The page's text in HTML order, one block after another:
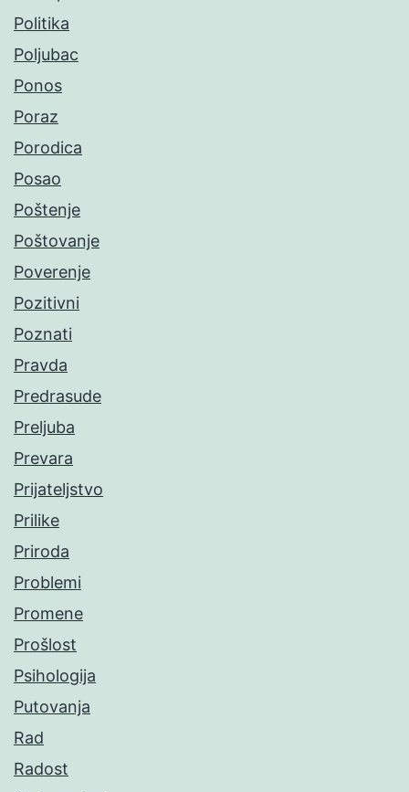
Politika
Poljubac
Ponos
Poraz
Porodica
Posao
Poštenje
Poštovanje
Poverenje
Pozitivni
Poznati
Pravda
Predrasude
Preljuba
Prevara
Prijateljstvo
Prilike
Priroda
Problemi
Promene
Prošlost
Psihologija
Putovanja
Rad
Radost